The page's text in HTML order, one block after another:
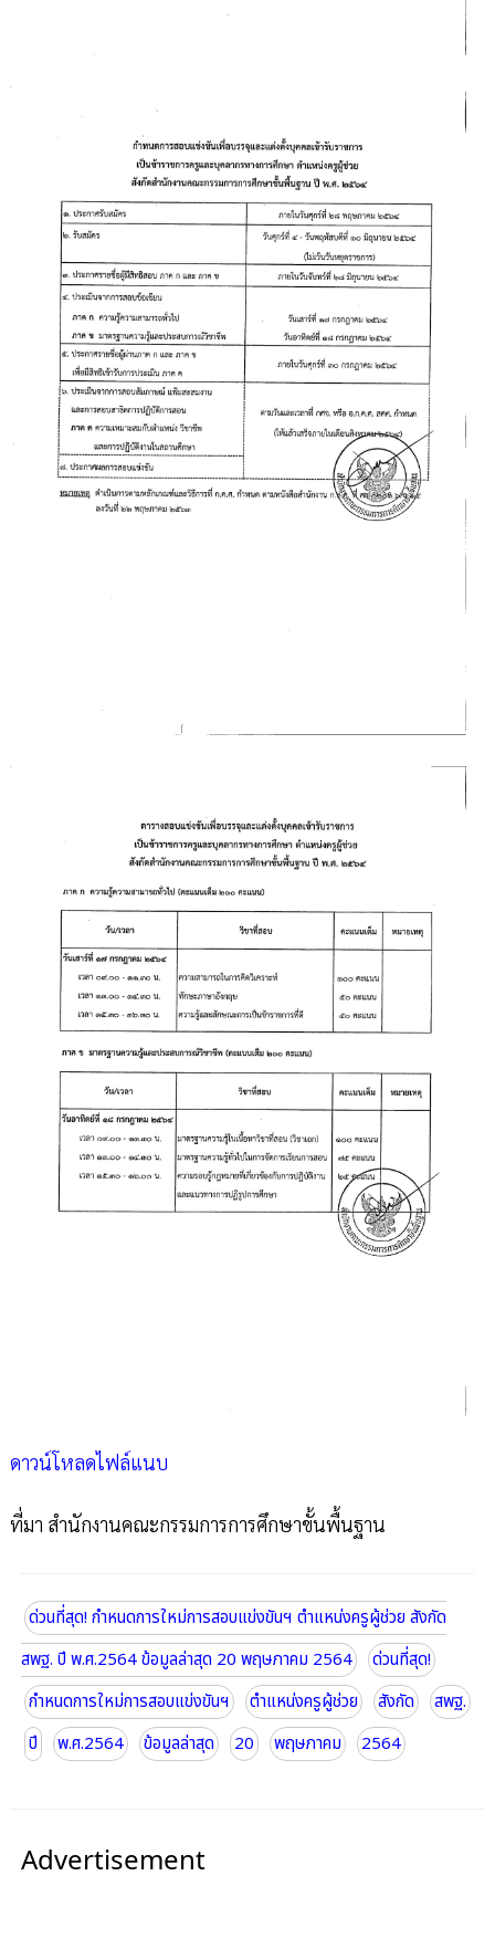
ดาวน์โหลดไฟล์แนบ
ที่มา สำนักงานคณะกรรมการการศึกษาขั้นพื้นฐาน
ด่วนที่สุด! กำหนดการใหม่การสอบแข่งขันฯ ตำแหน่งครูผู้ช่วย สังกัด
สพฐ. ปี พ.ศ.2564 ข้อมูลล่าสุด 20 พฤษภาคม 2564
ด่วนที่สุด!
กำหนดการใหม่การสอบแข่งขันฯ
ตำแหน่งครูผู้ช่วย สังกัด
สพฐ.
ปี
พ.ศ.2564 ข้อมูลล่าสุด 20 พฤษภาคม 2564
Advertisement